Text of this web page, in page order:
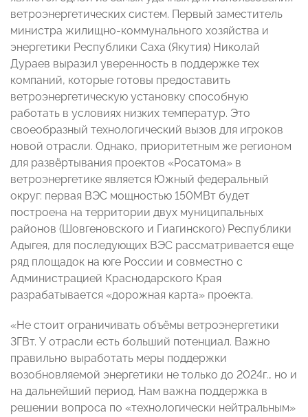
ветроэнергетических систем. Первый заместитель
министра жилищно-коммунального хозяйства и
энергетики Республики Саха (Якутия) Николай
Дураев выразил уверенность в поддержке тех
компаний, которые готовы предоставить
ветроэнергетическую установку способную
работать в условиях низких температур. Это
своеобразный технологический вызов для игроков
новой отрасли. Однако, приоритетным же регионом
для развёртывания проектов «Росатома» в
ветроэнергетике является Южный федеральный
округ: первая ВЭС мощностью 150МВт будет
построена на территории двух муниципальных
районов (Шовгеновского и Гиагинского) Республики
Адыгея, для последующих ВЭС рассматривается еще
ряд площадок на юге России и совместно с
Администрацией Краснодарского Края
разрабатывается «дорожная карта» проекта.
«Не стоит ограничивать объёмы ветроэнергетики
3ГВт. У отрасли есть больший потенциал. Важно
правильно выработать меры поддержки
возобновляемой энергетики не только до 2024г., но и
на дальнейший период. Нам важна поддержка в
решении вопроса по «технологически нейтральным»